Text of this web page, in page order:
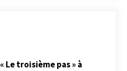
« Le troisième pas » à